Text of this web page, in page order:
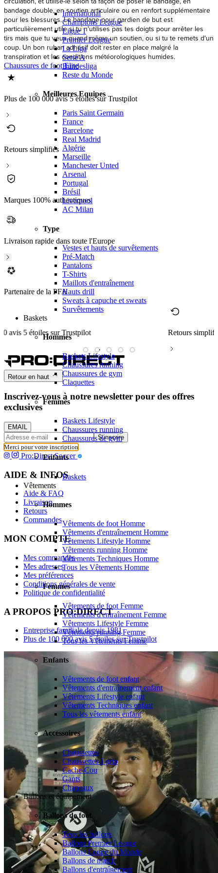
International
Champions League
Ligue 1
Premier League
La Liga
Serie A
Bundesliga
Reste du Monde
Meilleures Equipes
Paris Saint Germain
France
Barcelone
Real Madrid
Algérie
Marseille
Manchester Unted
Arsenal
Portugal
Brésil
Liverpool
AC Milan
Type
Vestes et hauts de survêtements
Pré-Match
Pantalons
T-Shirts
Maillots d'entraînement
Hauts drill
Sweats à capuche et sweats
Survêtements
Baskets
Hommes
Baskets Lifestyle
Chaussures running
Chaussures de gym
Claquettes
Femmes
Baskets Lifestyle
Chaussures running
Chaussures de gym
Enfants
Baskets
Vêtements
Hommes
Vêtements de foot Homme
Vêtements d'entraînement Homme
Vêtements Lifestyle Homme
Vêtements running Homme
Vêtements Techniques Homme
Tous les Vêtements Homme
Femmes
Vêtements de foot Femme
Vêtements d'entraînement Femme
Vêtements Lifestyle Femme
Vêtements running Femme
Tous les Vêtements Femme
Enfants
Vêtements de foot enfant
Vêtements d'entraînement enfant
Vêtements Lifestyle enfant
Vêtements Techniques enfant
Tous les vêtements enfant
Accessoires
Chaussettes
Chaussettes à grip
Cache-Cou
Gants
Chapeaux
Ballons et équipement
Ballons de foot
Tous les ballons
Ballons Premier League
Ballons Coupe du Monde
Ballons de match
Ballons d'entraînement
bandage double, en soutien articulaire ou en renfort supplémentaire
pour les blessures. Le bandage pour gardien de but est
particulièrement utile si tu n'utilises pas tes doigts pour arrêter les
tirs mais que tu veux quand même un soutien, ou si tu te remets d'un
coup. Un bon ruban adhésif doit rester en place malgré la
transpiration et les conditions météorologiques humides.
Chaussures de foot Elite
Plus de 100 000 avis 5 étoiles sur Trustpilot
Retours simplifiés
Marques 100% authentiques
Livraison rapide dans toute l'Europe
Partenaire de la PFA
Retours simplifiés
Retour en haut
Inscrivez-vous à notre newsletter pour des offres
exclusives
EMAIL
S’inscrire
Merci pour votre inscription
Pro:Direct Soccer
AIDE & INFOS
Aide & FAQ
Livraison
Retours
Commandes
MON COMPTE
Mes commandes
Mes adresses
Mes préférences
Conditions générales de vente
Politique de confidentialité
A PROPOS PRO:DIRECT
Entreprise familiale depuis 1981
Plus de 100 000 avis 5 étoiles sur Trustpilot